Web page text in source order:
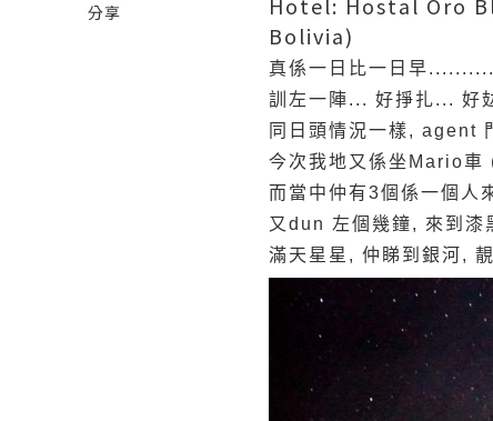
分享
Bolivia)
真係一日比一日早
訓左一陣... 好掙扎...
同日頭情況一樣, agent
今次我地又係坐Mario車
而當中仲有3個係一個人
又dun 左個幾鐘, 來到漆
滿天星星, 仲睇到銀河,